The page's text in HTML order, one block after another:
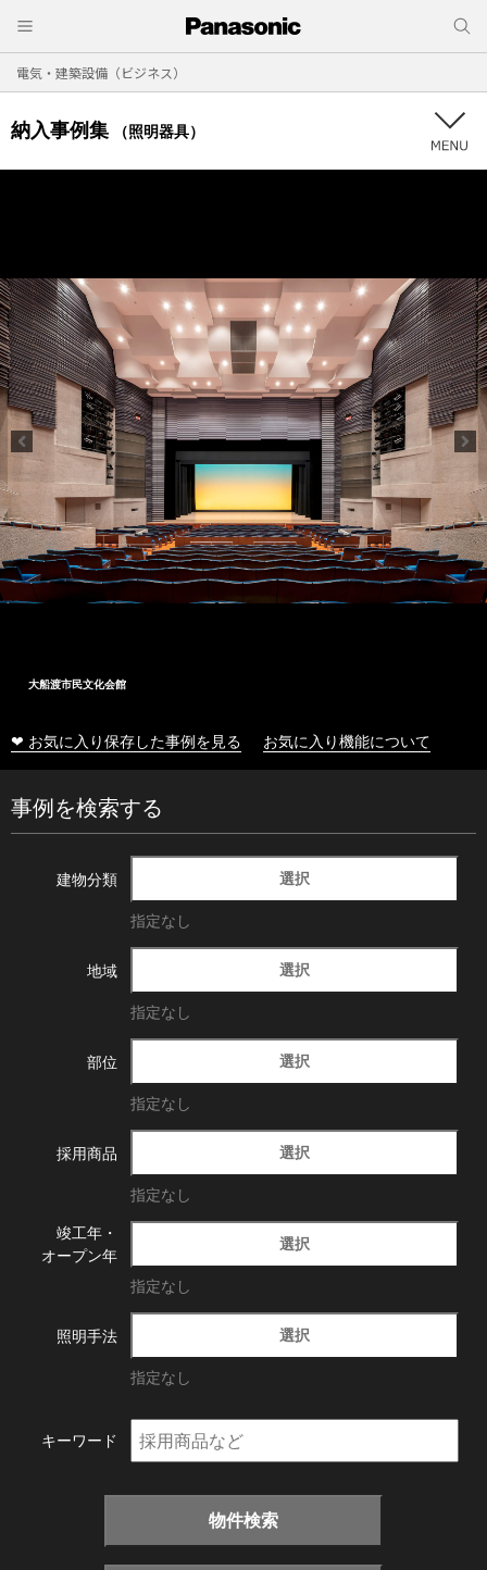
電気・建築設備（ビジネス）
納入事例集 （照明器具）
大船渡市民文化会館
❤ お気に入り保存した事例を見る お気に入り機能について
事例を検索する
建物分類 選択
指定なし
地域 選択
指定なし
部位 選択
指定なし
採用商品 選択
指定なし
竣工年・
オープン年
選択
指定なし
照明手法 選択
指定なし
キーワード
物件検索